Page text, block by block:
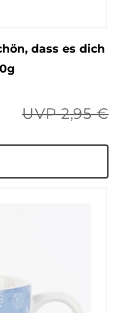
dass es dich
UVP 2,95 €